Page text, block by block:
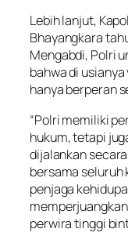
Lebih lanjut,
Bhayangkara
Mengabdi, Polri
bahwa di
hanya berperan
“Polri memiliki
hukum, tetapi
dijalankan
bersama seluruh
penjaga
perwira tinggi